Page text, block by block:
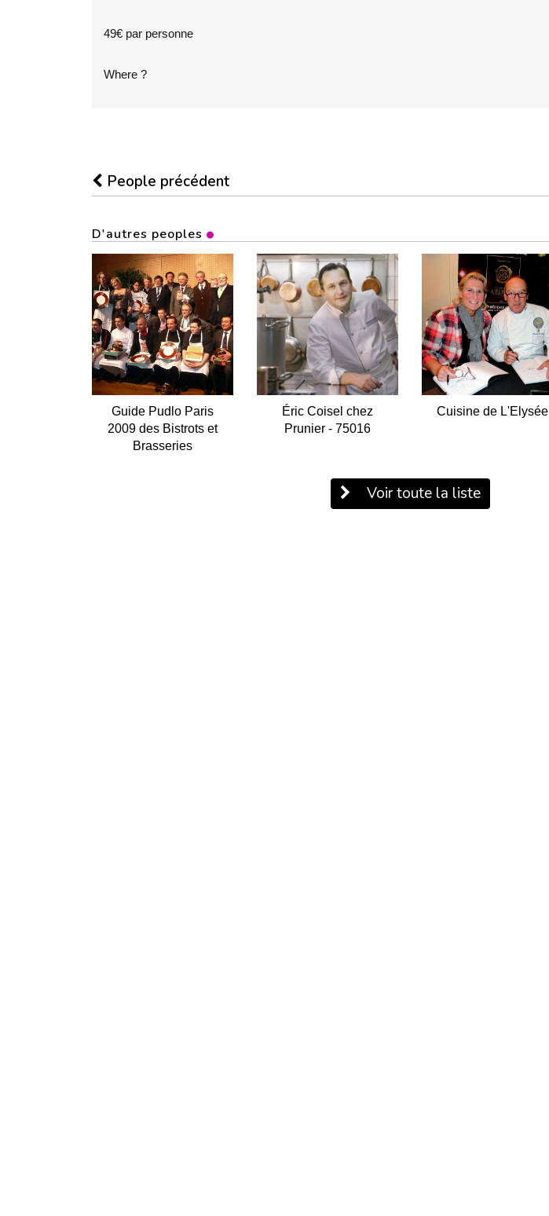
49€ par personne
Where ?
People précédent
D'autres peoples
Guide Pudlo Paris
2009 des Bistrots et
Brasseries
Éric Coisel chez
Prunier - 75016
Cuisine de L'Elysée
Voir toute la liste